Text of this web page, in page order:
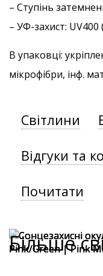
– Ступінь
– УФ-захист: UV400
В упаковці:
мікрофібри, інф.
Світлини
Відгуки та
Почитати
Більше